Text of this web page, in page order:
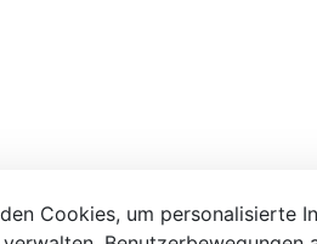
Cookies, um personalisierte